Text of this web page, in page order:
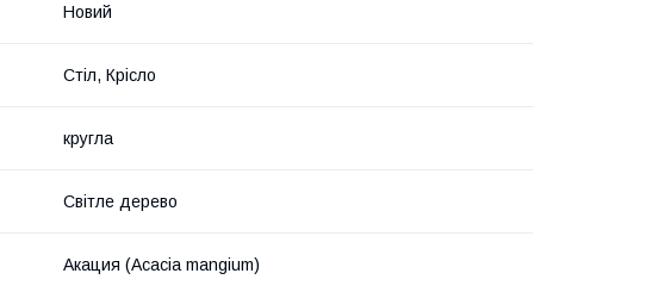
Новий
Стіл, Крісло
кругла
Світле дерево
Акация (Acacia mangium)